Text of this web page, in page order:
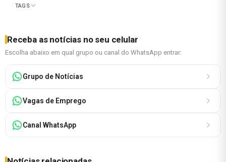
TAGS
Receba as notícias no seu celular
Escolha abaixo em qual grupo ou canal do WhatsApp entrar:
Grupo de Notícias
Vagas de Emprego
Canal WhatsApp